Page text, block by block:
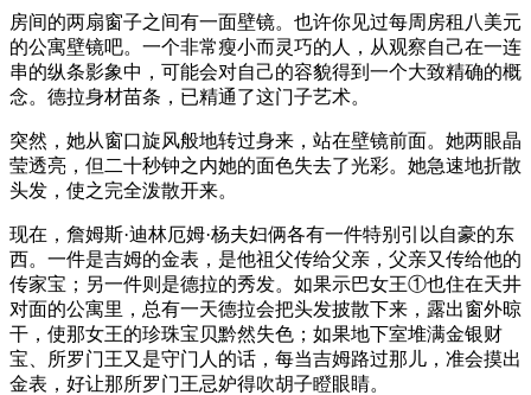
房间的两扇窗子之间有一面壁镜。也许你见过每周房租八美元
的公寓壁镜吧。一个非常瘦小而灵巧的人，从观察自己在一连
串的纵条影象中，可能会对自己的容貌得到一个大致精确的概
念。德拉身材苗条，已精通了这门子艺术。
突然，她从窗口旋风般地转过身来，站在壁镜前面。她两眼晶
莹透亮，但二十秒钟之内她的面色失去了光彩。她急速地折散
头发，使之完全泼散开来。
现在，詹姆斯·迪林厄姆·杨夫妇俩各有一件特别引以自豪的东
西。一件是吉姆的金表，是他祖父传给父亲，父亲又传给他的
传家宝；另一件则是德拉的秀发。如果示巴女王①也住在天井
对面的公寓里，总有一天德拉会把头发披散下来，露出窗外晾
干，使那女王的珍珠宝贝黔然失色；如果地下室堆满金银财
宝、所罗门王又是守门人的话，每当吉姆路过那儿，准会摸出
金表，好让那所罗门王忌妒得吹胡子瞪眼睛。